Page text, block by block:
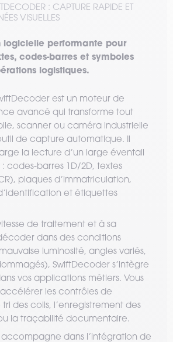
: CAPTURE RAPIDE ET
VISUELLES
logicielle performante pour
codes-barres et symboles
logistiques.
est un moteur de
avancé qui transforme tout
scanner ou caméra industrielle
de capture automatique. Il
la lecture d’un large éventail
codes-barres 1D/2D, textes
plaques d’immatriculation,
et étiquettes
de traitement et à sa
dans des conditions
luminosité, angles variés,
SwiftDecoder s’intègre
vos applications métiers. Vous
les contrôles de
des colis, l’enregistrement des
la traçabilité documentaire.
accompagne dans l’intégration de